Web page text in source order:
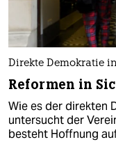
Direkte Demokratie
Reformen in
Wie es der direkten
untersucht der
besteht Hoffnung